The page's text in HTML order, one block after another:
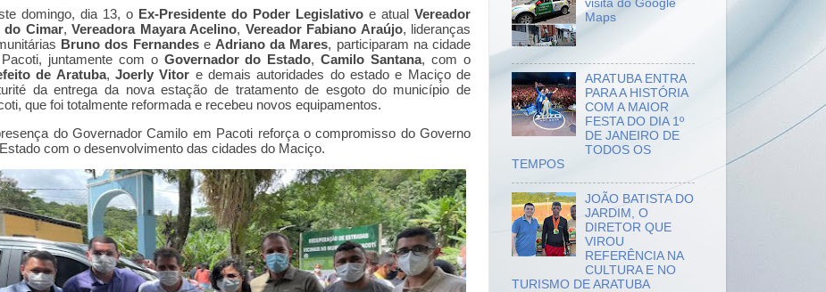
domingo, dia 13, o Ex-Presidente do Poder Legislativo e atual Vereador
do Cimar,Vereadora Mayara Acelino, Vereador Fabiano Araújo, lideranças
Bruno dos Fernandese Adriano da Mares, participaram na cidade
juntamente com o Governador do Estado,Camilo Santana, com o
de Aratuba,Joerly Vitor e demais autoridades do estado e Maciço de
da entrega da nova estação de tratamento de esgoto do município de
que foi totalmente reformada e recebeu novos equipamentos.
do Governador Camilo em Pacoti reforça o compromisso do Governo
com o desenvolvimento das cidades do Maciço.
visita do Google
Maps
ARATUBA ENTRA
PARA A HISTÓRIA
COM A MAIOR
FESTA DO DIA 1º
DE JANEIRO DE
TODOS OS
TEMPOS
JOÃO BATISTA DO
JARDIM, O
DIRETOR QUE
VIROU
REFERÊNCIA NA
CULTURA E NO
TURISMO DE ARATUBA